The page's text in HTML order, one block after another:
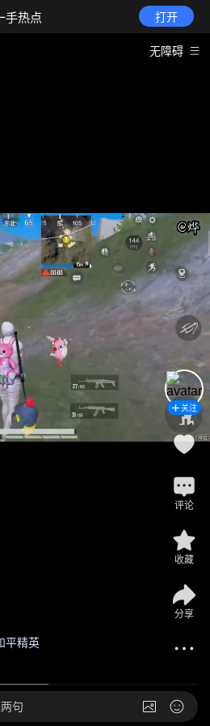
手热点 打开
无障碍
平精英
关注
评论
收藏
分享
句